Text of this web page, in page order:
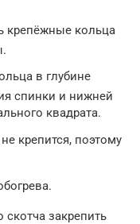
крепёжные кольца
в глубине
спинки и нижней
квадрата.
крепится, поэтому
закрепить